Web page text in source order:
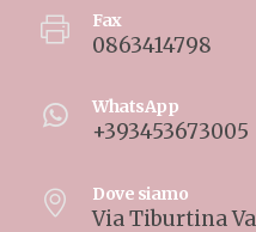
Fax
0863414798
WhatsApp
+393453673005
Dove siamo
Via Tiburtina